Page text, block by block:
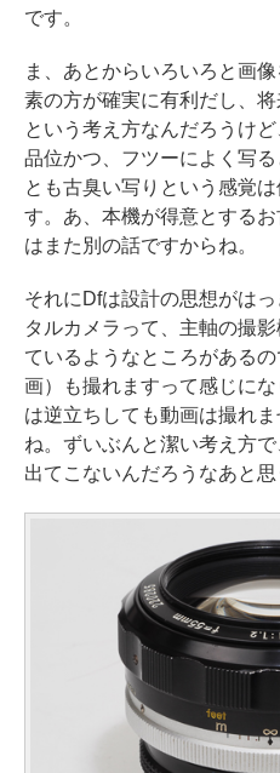
です。
ま、あとからいろいろと画
素の方が確実に有利だし、
という考え方なんだろうけ
品位かつ、フツーによく写
とも古臭い写りという感覚
す。あ、本機が得意とする
はまた別の話ですからね。
それにDfは設計の思想がは
タルカメラって、主軸の撮
ているようなところがある
画）も撮れますって感じに
は逆立ちしても動画は撮れ
ね。ずいぶんと潔い考え方
出てこないんだろうなあと思